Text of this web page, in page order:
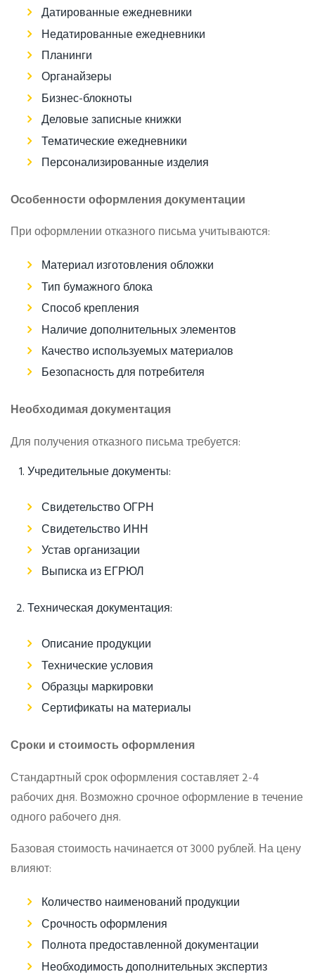
Датированные ежедневники
Недатированные ежедневники
Планинги
Органайзеры
Бизнес-блокноты
Деловые записные книжки
Тематические ежедневники
Персонализированные изделия
Особенности оформления документации
При оформлении отказного письма учитываются:
Материал изготовления обложки
Тип бумажного блока
Способ крепления
Наличие дополнительных элементов
Качество используемых материалов
Безопасность для потребителя
Необходимая документация
Для получения отказного письма требуется:
Учредительные документы:
Свидетельство ОГРН
Свидетельство ИНН
Устав организации
Выписка из ЕГРЮЛ
Техническая документация:
Описание продукции
Технические условия
Образцы маркировки
Сертификаты на материалы
Сроки и стоимость оформления
Стандартный срок оформления составляет 2-4
рабочих дня. Возможно срочное оформление в течение
одного рабочего дня.
Базовая стоимость начинается от 3000 рублей. На цену
влияют:
Количество наименований продукции
Срочность оформления
Полнота предоставленной документации
Необходимость дополнительных экспертиз